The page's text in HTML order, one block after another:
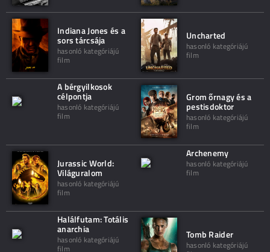
Indiana Jones és a
sors tárcsája
hasonló kategóriájú
film
Uncharted
hasonló kategóriájú
film
A bérgyilkosok
célpontja
hasonló kategóriájú
film
Grom őrnagy és a
pestisdoktor
hasonló kategóriájú
film
Jurassic World:
Világuralom
hasonló kategóriájú
film
Archenemy
hasonló kategóriájú
film
Halálfutam: Totális
anarchia
hasonló kategóriájú
film
Tomb Raider
hasonló kategóriájú